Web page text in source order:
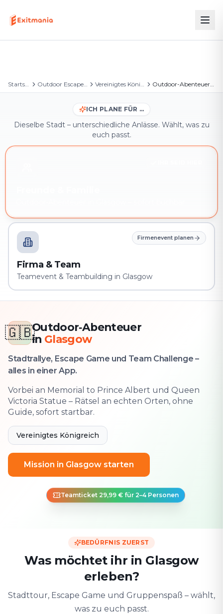
Startseite Outdoor Escape Games Vereinigtes Königreich Outdoor-Abenteuer in Glasgow
ICH PLANE FÜR …
Dieselbe Stadt – unterschiedliche Anlässe. Wählt, was zu
euch passt.
Firmenevent planen
Firma & Team
Teamevent & Teambuilding in Glasgow
🇬🇧Outdoor‑Abenteuer
in Glasgow
Stadtrallye, Escape Game und Team Challenge –
alles in einer App.
Vorbei an Memorial to Prince Albert und Queen
Victoria Statue – Rätsel an echten Orten, ohne
Guide, sofort startbar.
Vereinigtes Königreich
Mission in Glasgow starten
Teamticket 29,99 € für 2–4 Personen
BEDÜRFNIS ZUERST
Was möchtet ihr in Glasgow
erleben?
Stadttour, Escape Game und Gruppenspaß – wählt,
was zu euch passt.